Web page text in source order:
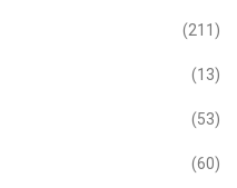
(211)
(13)
(53)
(60)